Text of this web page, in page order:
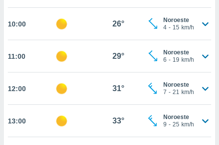
permite
coste.
botón
a la
todas
ya sean
CONTINUAR
10:00 26°
Noroeste
4 - 15 km/h
11:00 29°
Noroeste
6 - 19 km/h
12:00 31°
Noroeste
7 - 21 km/h
13:00 33°
Noroeste
9 - 25 km/h